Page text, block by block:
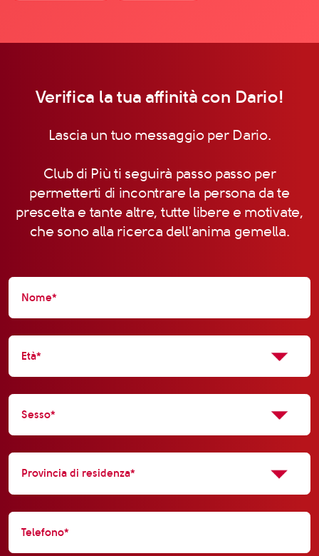
Verifica la tua affinità con Dario!
Lascia un tuo messaggio per Dario.
Club di Più ti seguirà passo passo per
permetterti di incontrare la persona da te
prescelta e tante altre, tutte libere e motivate,
che sono alla ricerca dell'anima gemella.